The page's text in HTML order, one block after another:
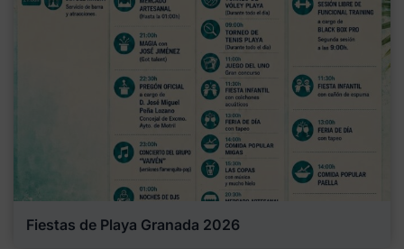
Fiestas de Playa Granada 2026